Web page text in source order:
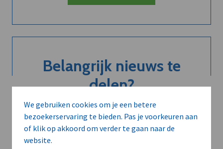
We gebruiken cookies om je een betere
bezoekerservaring te bieden. Pas je voorkeuren aan
of klik op akkoord om verder te gaan naar de
website.
Belangrijk nieuws te
delen?
Contacteer onze redactie